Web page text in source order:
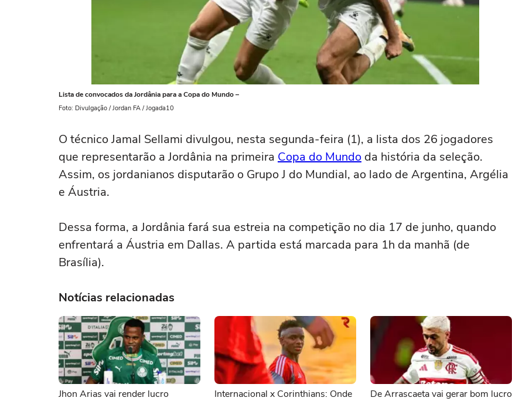
Lista de convocados da Jordânia para a Copa do Mundo –
Foto: Divulgação / Jordan FA / Jogada10
O técnico Jamal Sellami divulgou, nesta segunda-feira (1), a lista dos 26 jogadores
que representarão a Jordânia na primeira Copa do Mundo da história da seleção.
Assim, os jordanianos disputarão o Grupo J do Mundial, ao lado de Argentina, Argélia
e Áustria.
Dessa forma, a Jordânia fará sua estreia na competição no dia 17 de junho, quando
enfrentará a Áustria em Dallas. A partida está marcada para 1h da manhã (de
Brasília).
Notícias relacionadas
Jhon Arias vai render lucro
Internacional x Corinthians: Onde
De Arrascaeta vai gerar bom lucro